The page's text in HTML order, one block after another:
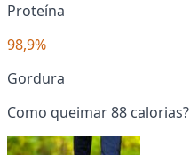
Proteína
98,9%
Gordura
Como queimar 88 calorias?